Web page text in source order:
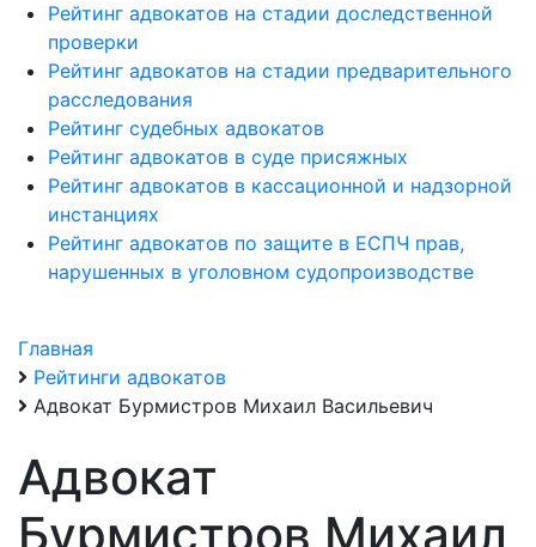
Рейтинг адвокатов на стадии доследственной
проверки
Рейтинг адвокатов на стадии предварительного
расследования
Рейтинг судебных адвокатов
Рейтинг адвокатов в суде присяжных
Рейтинг адвокатов в кассационной и надзорной
инстанциях
Рейтинг адвокатов по защите в ЕСПЧ прав,
нарушенных в уголовном судопроизводстве
Главная
Рейтинги адвокатов
Адвокат Бурмистров Михаил Васильевич
Адвокат
Бурмистров Михаил